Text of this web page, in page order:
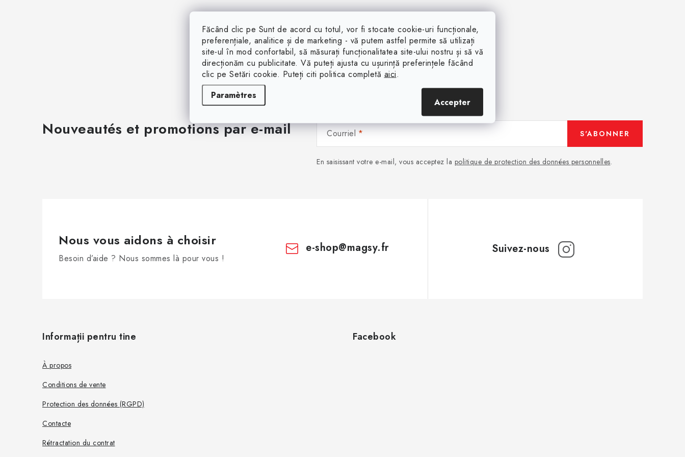
Făcând clic pe Sunt de acord cu totul, vor fi stocate cookie-uri funcționale,
preferențiale, analitice și de marketing - vă putem astfel permite să utilizați
site-ul în mod confortabil, să măsurați funcționalitatea site-ului nostru și să vă
direcționăm cu publicitate. Vă puteți ajusta cu ușurință preferințele făcând
clic pe Setări cookie. Puteți citi politica completă aici.
Paramètres
Accepter
Nouveautés et promotions par e-mail Courriel
En saisissant votre e-mail, vous acceptez la politique de protection des données personnelles.
S'ABONNER
Nous vous aidons à choisir
Besoin d’aide ? Nous sommes là pour vous !
e-shop@magsy.fr
Informații pentru tine
À propos
Conditions de vente
Protection des données (RGPD)
Contacte
Rétractation du contrat
Facebook